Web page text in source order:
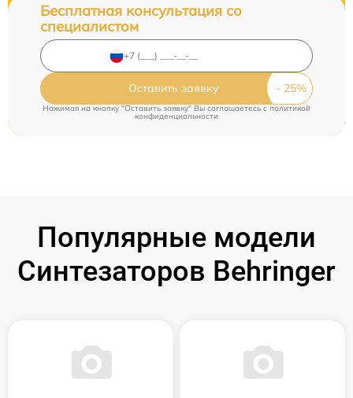
Бесплатная консультация со
специалистом
Оставить заявку
Нажимая на кнопку "Оставить заявку" Вы соглашаетесь cполитикой
конфиденциальности
Популярные модели
Синтезаторов Behringer